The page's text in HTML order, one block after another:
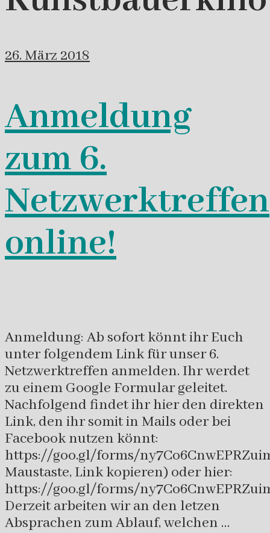
26. März 2018
Anmeldung
zum 6.
Netzwerktreffen
online!
Anmeldung: Ab sofort könnt ihr Euch
unter folgendem Link für unser 6.
Netzwerktreffen anmelden. Ihr werdet
zu einem Google Formular geleitet.
Nachfolgend findet ihr hier den direkten
Link, den ihr somit in Mails oder bei
Facebook nutzen könnt:
https://goo.gl/forms/
Maustaste, Link kopieren) oder hier:
https://goo.gl/forms/
Derzeit arbeiten wir an den letzen
Absprachen zum Ablauf, welchen …